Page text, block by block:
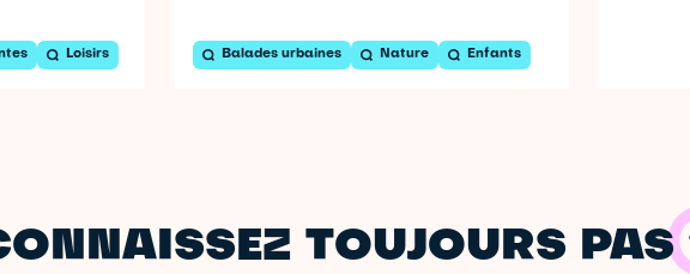
Loisirs Balades urbaines Nature Enfants
TOUJOURS PAS